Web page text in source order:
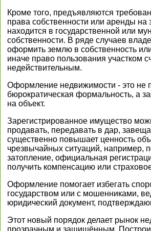
Кроме того, предъявляются
права собственности или аренды на
находится в государственной или
собственности. В ряде случаев
оформить землю в собственность
иначе право пользования участком
недействительным.
Оформление недвижимости - это не
бюрократическая формальность, а
на объект.
Зарегистрированное имущество
продавать, передавать в дар,
существенно повышает ценность
чрезвычайных ситуаций, например,
затопление, официальная
получить компенсацию или
Оформление помогает избегать
государством или с мошенниками,
юридический документ,
Этот новый порядок делает рынок
прозрачным и защищённым.